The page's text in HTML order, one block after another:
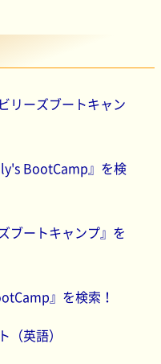
リーズブートキャン
BootCamp』を検
ブートキャンプ』を
』を検索！
英語）